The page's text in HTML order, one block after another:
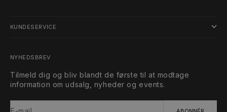
KUNDESERVICE
NYHEDSBREV
Tilmeld dig og bliv blandt de første til at modtage
information om udsalg, nyheder og events.